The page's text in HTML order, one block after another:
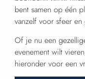
bent samen op één
vanzelf voor sfeer
Of je nu een
evenement wilt
hieronder voor een